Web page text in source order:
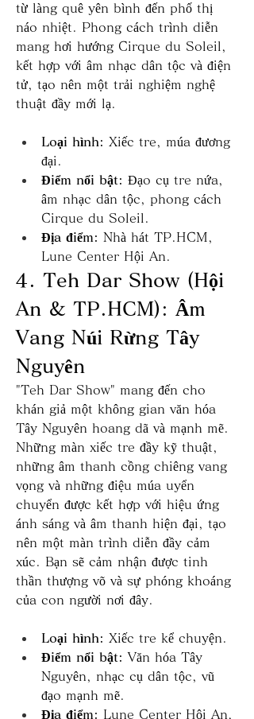
từ làng quê yên bình đến phố thị
náo nhiệt. Phong cách trình diễn
mang hơi hướng Cirque du Soleil,
kết hợp với âm nhạc dân tộc và điện
tử, tạo nên một trải nghiệm nghệ
thuật đầy mới lạ.
Loại hình: Xiếc tre, múa đương
đại.
Điểm nổi bật: Đạo cụ tre nứa,
âm nhạc dân tộc, phong cách
Cirque du Soleil.
Địa điểm: Nhà hát TP.HCM,
Lune Center Hội An.
4. Teh Dar Show (Hội
An & TP.HCM): Âm
Vang Núi Rừng Tây
Nguyên
"Teh Dar Show" mang đến cho
khán giả một không gian văn hóa
Tây Nguyên hoang dã và mạnh mẽ.
Những màn xiếc tre đầy kỹ thuật,
những âm thanh cồng chiêng vang
vọng và những điệu múa uyển
chuyển được kết hợp với hiệu ứng
ánh sáng và âm thanh hiện đại, tạo
nên một màn trình diễn đầy cảm
xúc. Bạn sẽ cảm nhận được tinh
thần thượng võ và sự phóng khoáng
của con người nơi đây.
Loại hình: Xiếc tre kể chuyện.
Điểm nổi bật: Văn hóa Tây
Nguyên, nhạc cụ dân tộc, vũ
đạo mạnh mẽ.
Địa điểm: Lune Center Hội An,